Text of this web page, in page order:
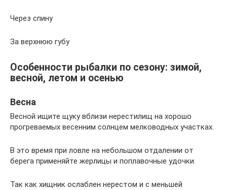
Через спину
За верхнюю губу
Особенности рыбалки по сезону: зимой,
весной, летом и осенью
Весна
Весной ищите щуку вблизи нерестилищ на хорошо
прогреваемых весенним солнцем мелководных участках.
В это время при ловле на небольшом отдалении от
берега применяйте жерлицы и поплавочные удочки.
Так как хищник ослаблен нерестом и с меньшей